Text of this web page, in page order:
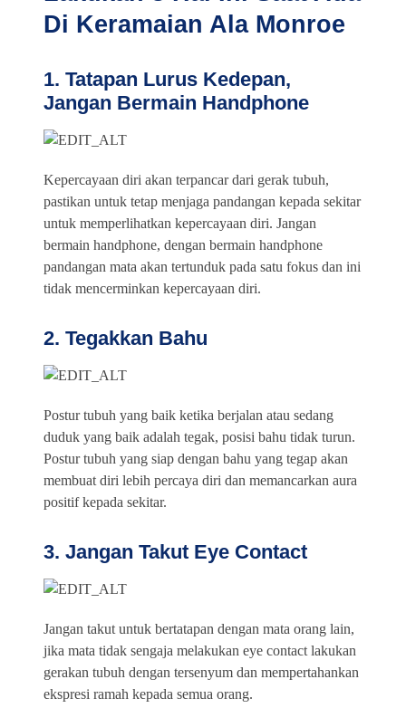
Di Keramaian Ala Monroe
1. Tatapan Lurus Kedepan,
Jangan Bermain Handphone
Kepercayaan diri akan terpancar dari gerak tubuh,
pastikan untuk tetap menjaga pandangan kepada sekitar
untuk memperlihatkan kepercayaan diri. Jangan
bermain handphone, dengan bermain handphone
pandangan mata akan tertunduk pada satu fokus dan ini
tidak mencerminkan kepercayaan diri.
2. Tegakkan Bahu
Postur tubuh yang baik ketika berjalan atau sedang
duduk yang baik adalah tegak, posisi bahu tidak turun.
Postur tubuh yang siap dengan bahu yang tegap akan
membuat diri lebih percaya diri dan memancarkan aura
positif kepada sekitar.
3. Jangan Takut Eye Contact
Jangan takut untuk bertatapan dengan mata orang lain,
jika mata tidak sengaja melakukan eye contact lakukan
gerakan tubuh dengan tersenyum dan mempertahankan
ekspresi ramah kepada semua orang.